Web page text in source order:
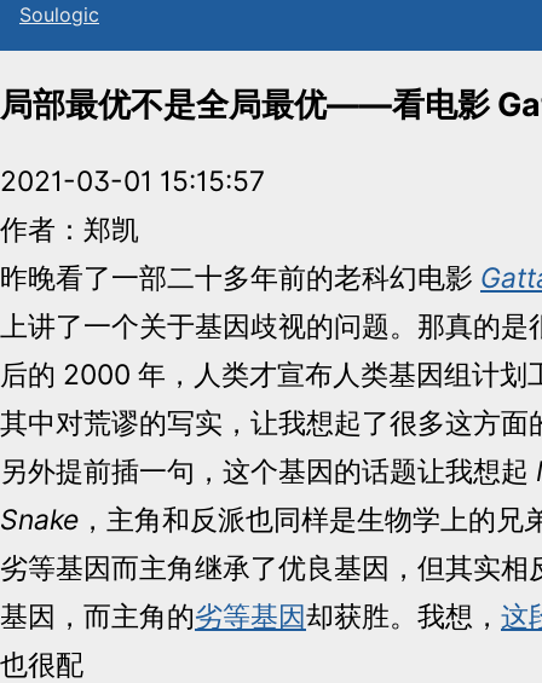
Soulogic
局部最优不是全局最优——看电影
2021-03-01 15:15:57
作者：郑凯
昨晚看了一部二十多年前的老科幻电影
上讲了一个关于基因歧视的问题。那真的是
后的 2000 年，人类才宣布人类基因组计划
其中对荒谬的写实，让我想起了很多这方面
另外提前插一句，这个基因的话题让我想起
Snake ，主角和反派也同样是生物学上的兄
劣等基因而主角继承了优良基因，但其实相
基因，而主角的劣等基因却获胜。我想， 这
也很配